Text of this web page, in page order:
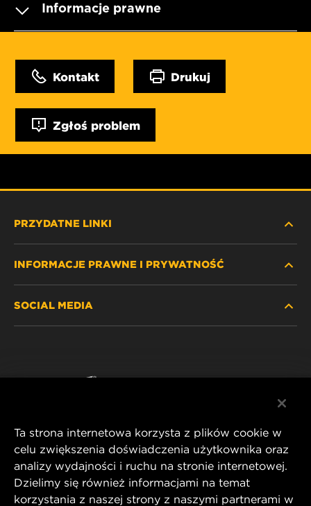
Informacje prawne
Kontakt Drukuj
Zgłoś problem
PRZYDATNE LINKI
GDZIE KUPIĆ
INFORMACJE PRAWNE I PRYWATNOŚĆ
SOCIAL MEDIA
MANN+HUMMEL FT Poland
ul. Wrocławska 145,
Ta strona internetowa korzysta z plików cookie w
celu zwiększenia doświadczenia użytkownika oraz
analizy wydajności i ruchu na stronie internetowej.
Dzielimy się również informacjami na temat
korzystania z naszej strony z naszymi partnerami w